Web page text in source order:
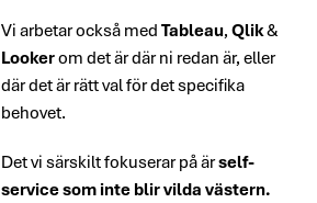
Vi arbetar också medTableau,Qlik&
Lookerom det är där ni redan är, eller
där det är rätt val för det specifika
behovet.
Det vi särskilt fokuserar på ärself-
service som inte blir vilda västern.